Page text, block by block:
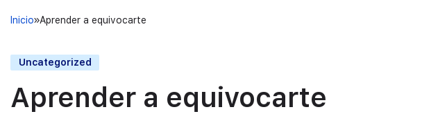
Inicio Aprender a equivocarte
Uncategorized
Aprender a equivocarte